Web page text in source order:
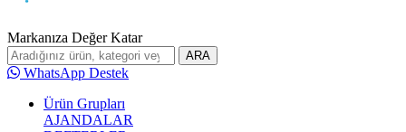
Markanıza Değer Katar
ARA
WhatsApp Destek
Ürün Grupları
AJANDALAR